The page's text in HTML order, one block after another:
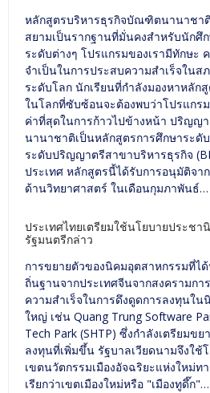
หลักสูตรบริหารธุรกิจบัณฑิตนานาชา
สยามเป็นรากฐานที่มั่นคงสำหรับนักศึ
ระดับต่างๆ โปรแกรมของเรามีทักษะ
จำเป็นในการประสบความสำเร็จในส
ระดับโลก นักเรียนที่กำลังมองหาหลัก
ในโลกที่ซับซ้อนจะต้องพบว่าโปรแกร
ค่าที่สุดในการก้าวไปข้างหน้า ปริญญ
นานาชาติเป็นหลักสูตรการศึกษาระ
ระดับปริญญาตรีสาขาบริหารธุรกิจ
ประเทศ หลักสูตรนี้ได้รับการอนุมัติจา
ด้านวิทยาศาสตร์ ในเดือนกุมภาพันธ์…
ประเทศไทยเตรียมใช้นโยบายประช
รัฐมนตรีกล่าว
การขยายตัวของนิคมอุตสาหกรรมที่ไ
ถิ่นฐานจากประเทศจีนจากสงครามก
ความสำเร็จในการดึงดูดการลงทุนใ
ใหญ่ เช่น Quang Trung Software
Tech Park (SHTP) ซึ่งกำลังเตรียมข
ลงทุนที่เพิ่มขึ้น รัฐบาลเวียดนามจึงใช้
เขตนวัตกรรมเมืองอัจฉริยะแห่งใหม่ท
เรียกว่าเขตเมืองใหม่หรือ "เมืองทูดึ๊ก"…